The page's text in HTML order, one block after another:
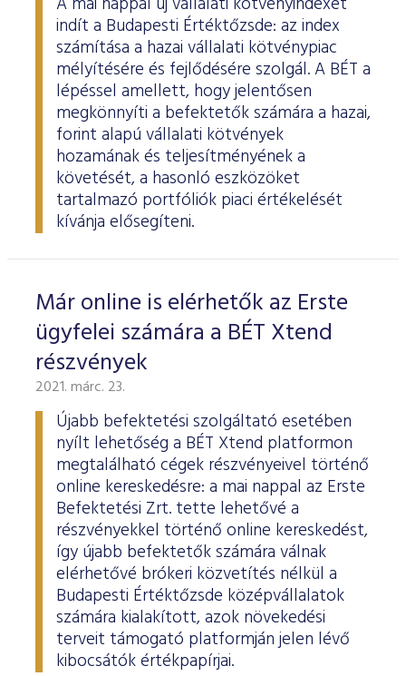
indít a Budapesti Értéktőzsde: az index
számítása a hazai vállalati kötvénypiac
mélyítésére és fejlődésére szolgál. A BÉT a
lépéssel amellett, hogy jelentősen
megkönnyíti a befektetők számára a hazai,
forint alapú vállalati kötvények
hozamának és teljesítményének a
követését, a hasonló eszközöket
tartalmazó portfóliók piaci értékelését
kívánja elősegíteni.
Már online is elérhetők az Erste
ügyfelei számára a BÉT Xtend
részvények
2021. márc. 23.
Újabb befektetési szolgáltató esetében
nyílt lehetőség a BÉT Xtend platformon
megtalálható cégek részvényeivel történő
online kereskedésre: a mai nappal az Erste
Befektetési Zrt. tette lehetővé a
részvényekkel történő online kereskedést,
így újabb befektetők számára válnak
elérhetővé brókeri közvetítés nélkül a
Budapesti Értéktőzsde középvállalatok
számára kialakított, azok növekedési
terveit támogató platformján jelen lévő
kibocsátók értékpapírjai.